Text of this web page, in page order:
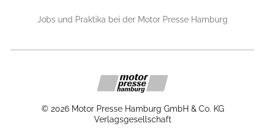
Jobs und Praktika bei der Motor Presse Hamburg
© 2026 Motor Presse Hamburg GmbH & Co. KG
Verlagsgesellschaft